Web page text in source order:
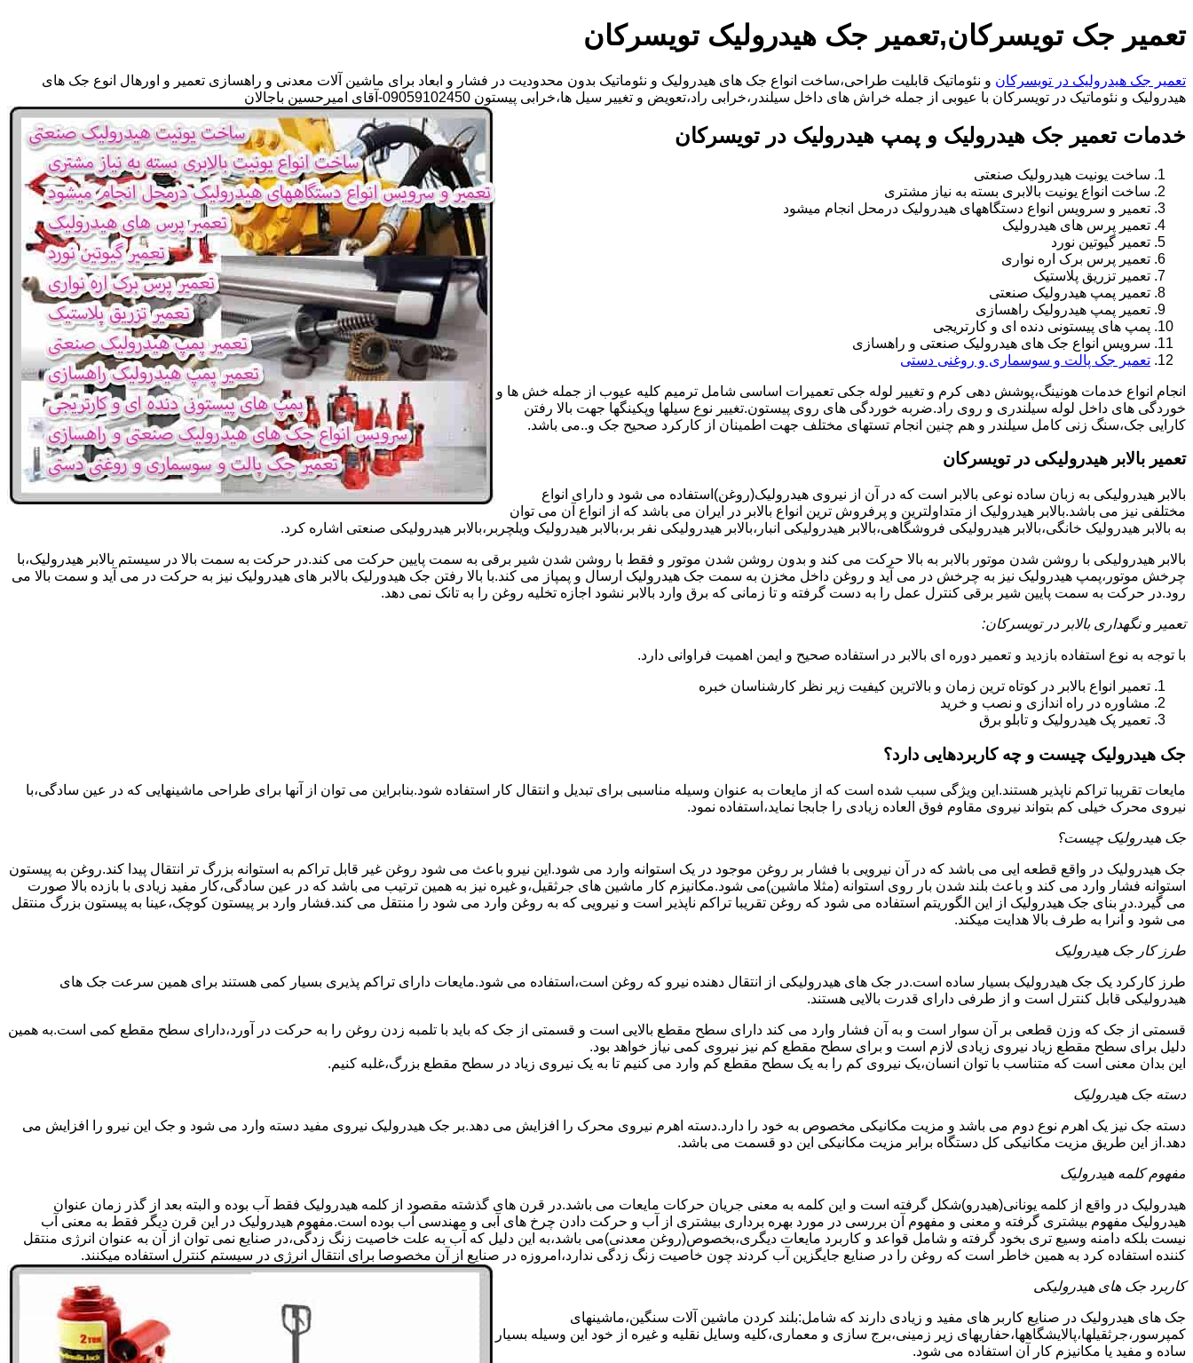
تعمیر جک تویسرکان,تعمیر جک هیدرولیک تویسرکان
تعمیر جک هیدرولیک در تویسرکان و نئوماتیک قابلیت طراحی،ساخت انواع جک های هیدرولیک و نئوماتیک بدون محدودیت در فشار و ابعاد برای ماشین آلات معدنی و راهسازی تعمیر و اورهال انوع جک های
هیدرولیک و نئوماتیک در تویسرکان با عیوبی از جمله خراش های داخل سیلندر،خرابی راد،تعویض و تغییر سیل ها،خرابی پیستون 09059102450-آقای امیرحسین باجالان
خدمات تعمیر جک هیدرولیک و پمپ هیدرولیک در تویسرکان
ساخت یونیت هیدرولیک صنعتی
ساخت انواع یونیت بالابری بسته به نیاز مشتری
تعمیر و سرویس انواع دستگاههای هیدرولیک درمحل انجام میشود
تعمیر پرس های هیدرولیک
تعمیر گیوتین نورد
تعمیر پرس برک اره نواری
تعمیر تزریق پلاستیک
تعمیر پمپ هیدرولیک صنعتی
تعمیر پمپ هیدرولیک راهسازی
پمپ های پیستونی دنده ای و کارتریجی
سرویس انواع جک های هیدرولیک صنعتی و راهسازی
تعمیر جک پالت و سوسماری و روغنی دستی
انجام انواع خدمات هونینگ،پوشش دهی کرم و تغییر لوله جکی تعمیرات اساسی شامل ترمیم کلیه عیوب از جمله خش ها و
خوردگی های داخل لوله سیلندری و روی راد.ضربه خوردگی های روی پیستون.تغییر نوع سیلها وپکینگها جهت بالا رفتن
کارایی جک،سنگ زنی کامل سیلندر و هم چنین انجام تستهای مختلف جهت اطمینان از کارکرد صحیح جک و..می باشد.
تعمیر بالابر هیدرولیکی در تویسرکان
بالابر هیدرولیکی به زبان ساده نوعی بالابر است که در آن از نیروی هیدرولیک(روغن)استفاده می شود و دارای انواع
مختلفی نیز می باشد.بالابر هیدرولیک از متداولترین و پرفروش ترین انواع بالابر در ایران می باشد که از انواع آن می توان
به بالابر هیدرولیک خانگی،بالابر هیدرولیکی فروشگاهی،بالابر هیدرولیکی انبار،بالابر هیدرولیکی نفر بر،بالابر هیدرولیک ویلچربر،بالابر هیدرولیکی صنعتی اشاره کرد.
بالابر هیدرولیکی با روشن شدن موتور بالابر به بالا حرکت می کند و بدون روشن شدن موتور و فقط با روشن شدن شیر برقی به سمت پایین حرکت می کند.در حرکت به سمت بالا در سیستم بالابر هیدرولیک،با
چرخش موتور،پمپ هیدرولیک نیز به چرخش در می آید و روغن داخل مخزن به سمت جک هیدرولیک ارسال و پمپاز می کند.با بالا رفتن جک هیدورلیک بالابر های هیدرولیک نیز به حرکت در می آید و سمت بالا می
رود.در حرکت به سمت پایین شیر برقی کنترل عمل را به دست گرفته و تا زمانی که برق وارد بالابر نشود اجازه تخلیه روغن را به تانک نمی دهد.
تعمیر و نگهداری بالابر در تویسرکان:
با توجه به نوع استفاده بازدید و تعمیر دوره ای بالابر در استفاده صحیح و ایمن اهمیت فراوانی دارد.
تعمیر انواع بالابر در کوتاه ترین زمان و بالاترین کیفیت زیر نظر کارشناسان خبره
مشاوره در راه اندازی و نصب و خرید
تعمیر پک هیدرولیک و تابلو برق
جک هیدرولیک چیست و چه کاربردهایی دارد؟
مایعات تقریبا تراکم ناپذیر هستند.این ویژگی سبب شده است که از مایعات به عنوان وسیله مناسبی برای تبدیل و انتقال کار استفاده شود.بنابراین می توان از آنها برای طراحی ماشینهایی که در عین سادگی،با
نیروی محرک خیلی کم بتواند نیروی مقاوم فوق العاده زیادی را جابجا نماید،استفاده نمود.
جک هیدرولیک چیست؟
جک هیدرولیک در واقع قطعه ایی می باشد که در آن نیرویی با فشار بر روغن موجود در یک استوانه وارد می شود.این نیرو باعث می شود روغن غیر قابل تراکم به استوانه بزرگ تر انتقال پیدا کند.روغن به پیستون
استوانه فشار وارد می کند و باعث بلند شدن بار روی استوانه (مثلا ماشین)می شود.مکانیزم کار ماشین های جرثقیل،و غیره نیز به همین ترتیب می باشد که در عین سادگی،کار مفید زیادی با بازده بالا صورت
می گیرد.در بنای جک هیدرولیک از این الگوریتم استفاده می شود که روغن تقریبا تراکم ناپذیر است و نیرویی که به روغن وارد می شود را منتقل می کند.فشار وارد بر پیستون کوچک،عینا به پیستون بزرگ منتقل
می شود و آنرا به طرف بالا هدایت میکند.
طرز کار جک هیدرولیک
طرز کارکرد یک جک هیدرولیک بسیار ساده است.در جک های هیدرولیکی از انتقال دهنده نیرو که روغن است،استفاده می شود.مایعات دارای تراکم پذیری بسیار کمی هستند برای همین سرعت جک های
هیدرولیکی قابل کنترل است و از طرفی دارای قدرت بالایی هستند.
قسمتی از جک که وزن قطعی بر آن سوار است و به آن فشار وارد می کند دارای سطح مقطع بالایی است و قسمتی از جک که باید با تلمبه زدن روغن را به حرکت در آورد،دارای سطح مقطع کمی است.به همین
دلیل برای سطح مقطع زیاد نیروی زیادی لازم است و برای سطح مقطع کم نیز نیروی کمی نیاز خواهد بود.
این بدان معنی است که متناسب با توان انسان،یک نیروی کم را به یک سطح مقطع کم وارد می کنیم تا به یک نیروی زیاد در سطح مقطع بزرگ،غلبه کنیم.
دسته جک هیدرولیک
دسته جک نیز یک اهرم نوع دوم می باشد و مزیت مکانیکی مخصوص به خود را دارد.دسته اهرم نیروی محرک را افزایش می دهد.بر جک هیدرولیک نیروی مفید دسته وارد می شود و جک این نیرو را افزایش می
دهد.از این طریق مزیت مکانیکی کل دستگاه برابر مزیت مکانیکی این دو قسمت می باشد.
مفهوم کلمه هیدرولیک
هیدرولیک در واقع از کلمه یونانی(هیدرو)شکل گرفته است و این کلمه به معنی جریان حرکات مایعات می باشد.در قرن های گذشته مقصود از کلمه هیدرولیک فقط آب بوده و البته بعد از گذر زمان عنوان
هیدرولیک مفهوم بیشتری گرفته و معنی و مفهوم آن بررسی در مورد بهره برداری بیشتری از آب و حرکت دادن چرخ های آبی و مهندسی آب بوده است.مفهوم هیدرولیک در این قرن دیگر فقط به معنی آب
نیست بلکه دامنه وسیع تری بخود گرفته و شامل قواعد و کاربرد مایعات دیگری،بخصوص(روغن معدنی)می باشد،به این دلیل که آب به علت خاصیت زنگ زدگی،در صنایع نمی توان از آن به عنوان انرژی منتقل
کننده استفاده کرد به همین خاطر است که روغن را در صنایع جایگزین آب کردند چون خاصیت زنگ زدگی ندارد،امروزه در صنایع از آن مخصوصا برای انتقال انرژی در سیستم کنترل استفاده میکنند.
کاربرد جک های هیدرولیکی
جک های هیدرولیک در صنایع کاربر های مفید و زیادی دارند که شامل:بلند کردن ماشین آلات سنگین،ماشینهای
کمپرسور،جرثقیلها،پالایشگاهها،حفاریهای زیر زمینی،برج سازی و معماری،کلیه وسایل نقلیه و غیره از خود این وسیله بسیار
ساده و مفید یا مکانیزم کار آن استفاده می شود.